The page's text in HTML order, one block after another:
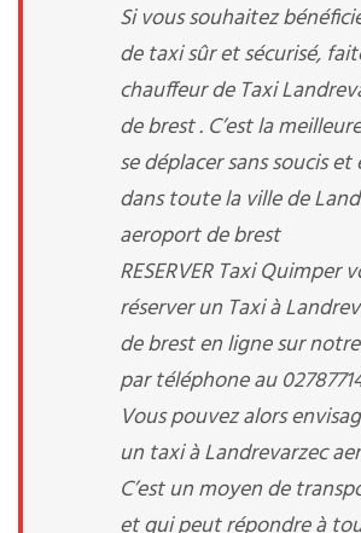
Si vous souhaitez
de taxi sûr et sécurisé,
chauffeur de Taxi
de brest . C’est la
se déplacer sans soucis
dans toute la ville de
aeroport de brest
RESERVER Taxi Quimper
réserver un Taxi à
de brest en ligne sur
par téléphone au
Vous pouvez alors
un taxi à Landrevarzec
C’est un moyen de